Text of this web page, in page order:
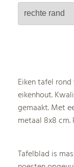
Eiken tafel
eikenhout.
gemaakt. Met
metaal 8x8
Tafelblad is